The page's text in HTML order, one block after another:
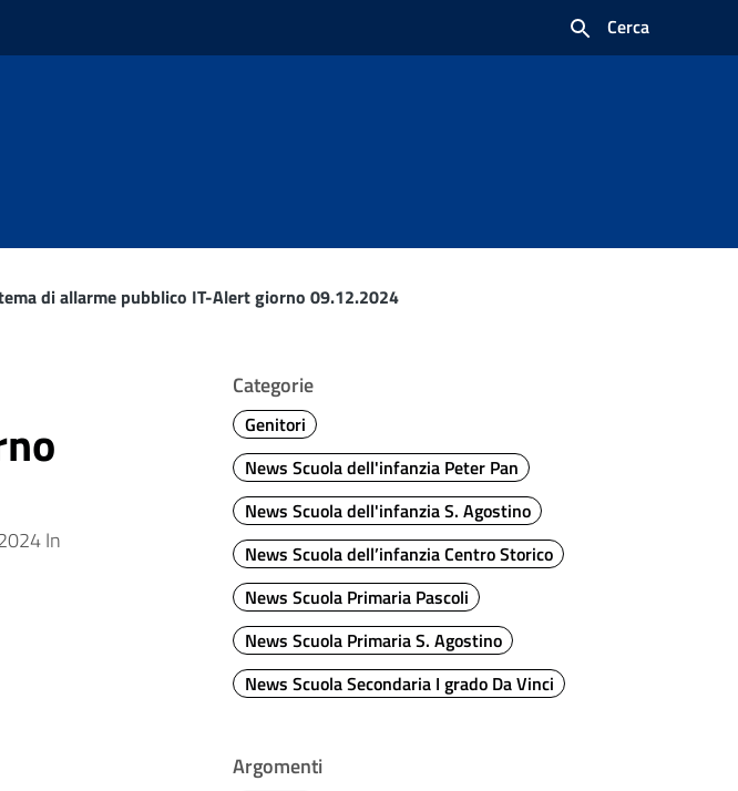
Cerca
di allarme pubblico IT-Alert giorno 09.12.2024
In
Categorie
Genitori
News Scuola dell'infanzia Peter Pan
News Scuola dell'infanzia S. Agostino
News Scuola dell’infanzia Centro Storico
News Scuola Primaria Pascoli
News Scuola Primaria S. Agostino
News Scuola Secondaria I grado Da Vinci
Argomenti